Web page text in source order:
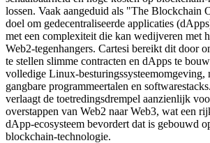
lossen. Vaak aangeduid als "The Blockchain
doel om gedecentraliseerde applicaties
met een complexiteit die kan wedijveren met
Web2-tegenhangers. Cartesi bereikt dit door
te stellen slimme contracten en dApps te
volledige Linux-besturingssysteemomgeving,
gangbare programmeertalen en
verlaagt de toetredingsdrempel aanzienlijk
overstappen van Web2 naar Web3, wat een
dApp-ecosysteem bevordert dat is gebouwd
blockchain-technologie.